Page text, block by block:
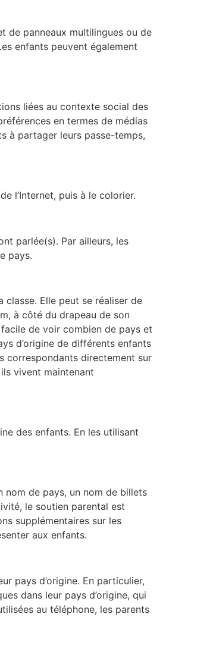
de panneaux multilingues ou de
enfants peuvent également
liées au contexte social des
en termes de médias
à partager leurs passe-temps,
l’Internet, puis à le colorier.
parlée(s). Par ailleurs, les
pays.
Elle peut se réaliser de
à côté du drapeau de son
de voir combien de pays et
d’origine de différents enfants
correspondants directement sur
vivent maintenant
des enfants. En les utilisant
nom de pays, un nom de billets
le soutien parental est
supplémentaires sur les
aux enfants.
pays d’origine. En particulier,
dans leur pays d’origine, qui
au téléphone, les parents